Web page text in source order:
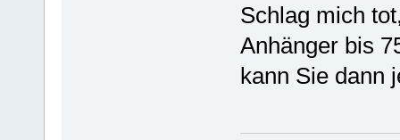
Schlag mich
Anhänger bis
kann Sie dann